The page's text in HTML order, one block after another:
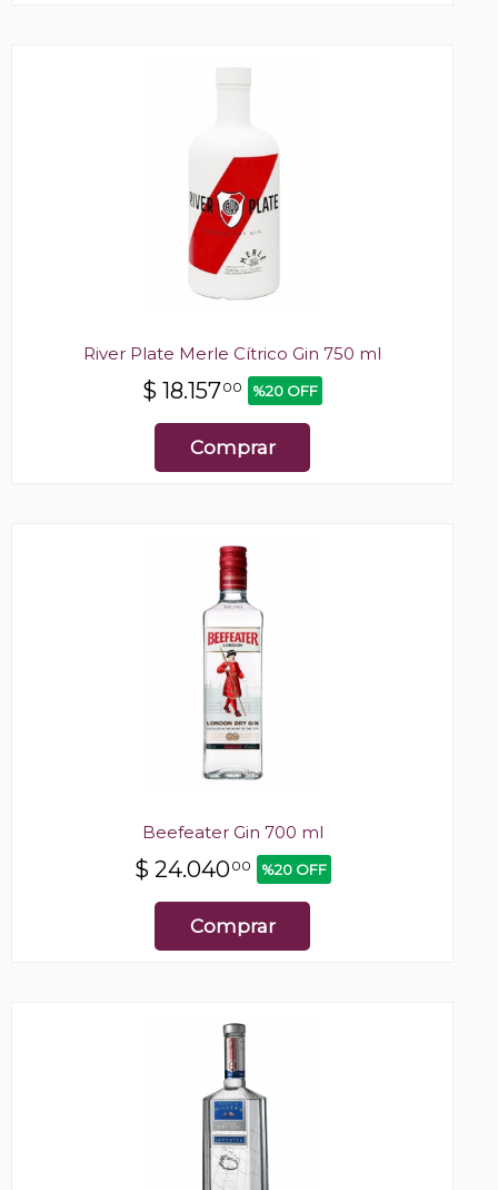
River Plate Merle Cítrico Gin 750 ml
$ 18.15700 %20 OFF
Comprar
Beefeater Gin 700 ml
$ 24.04000 %20 OFF
Comprar